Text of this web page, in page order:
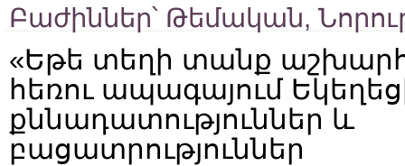
Բաժիններ՝ Թեմական,
«Եթե տեղի տանք
հեռու ապագայում
քննադատություններ և
բացատրություններ